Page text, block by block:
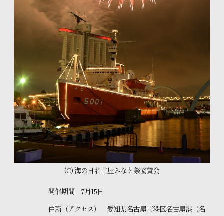
(C) 海の日名古屋みなと祭協賛会
開催期間 7月15日
住所（アクセス） 愛知県名古屋市港区名古屋港（名